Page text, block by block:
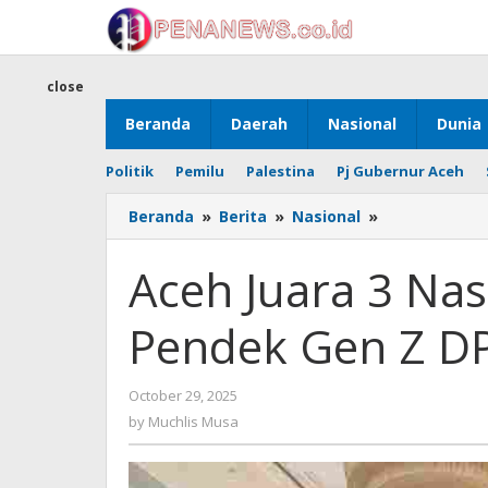
content
Beranda Daerah Nasional Dunia
Politik Pemilu Palestina Pj Gubernur Aceh
close
Beranda » Berita » Nasional »
Juara
Nasional,
Festival
Video
Pendek
RI
Award
Aceh Juara 3
Pendek Gen Z
October 29, 2025
by Muchlis Musa